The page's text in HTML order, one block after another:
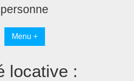
personne
Menu +
locative :